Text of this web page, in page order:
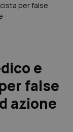
per false
e
false
azione